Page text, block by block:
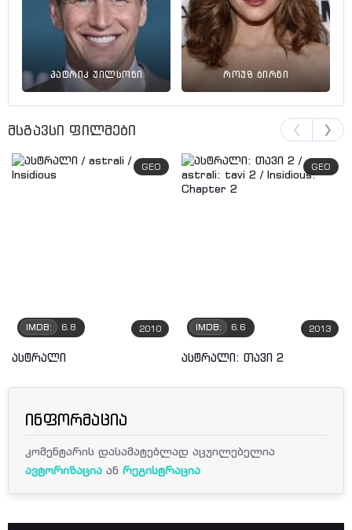
პატრიკ უილსონი როუზ ბირნი
მსგავსი ფილმები
GEO
2010
IMDB: 6.8
ასტრალი
GEO
2013
IMDB: 6.6
ასტრალი: თავი 2
ინფორმაცია
კომენტარის დასამატებლად აცუილებელია
ავტორიზაცია ანრეგისტრაცია